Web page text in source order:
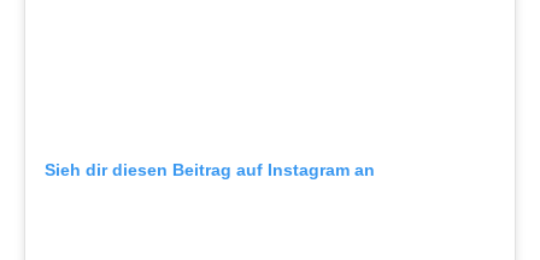
Sieh dir diesen Beitrag auf Instagram an